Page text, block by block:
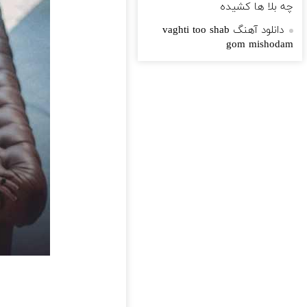
چه بلا ها کشیده
دانلود آهنگ vaghti too shab
gom mishodam